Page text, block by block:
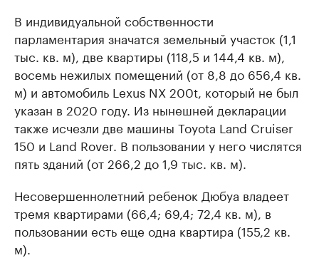
В индивидуальной собственности
парламентария значатся земельный участок (1,1
тыс. кв. м), две квартиры (118,5 и 144,4 кв. м),
восемь нежилых помещений (от 8,8 до 656,4 кв.
м) и автомобиль Lexus NX 200t, который не был
указан в 2020 году. Из нынешней декларации
также исчезли две машины Toyota Land Cruiser
150 и Land Rover. В пользовании у него числятся
пять зданий (от 266,2 до 1,9 тыс. кв. м).
Несовершеннолетний ребенок Дюбуа владеет
тремя квартирами (66,4; 69,4; 72,4 кв. м), в
пользовании есть еще одна квартира (155,2 кв.
м).